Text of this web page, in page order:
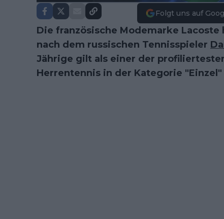
Folgt uns auf
Die französische Modemarke
nach dem russischen Tennisspieler
Jährige gilt als einer der
Herrentennis in der Kategorie "Einzel"